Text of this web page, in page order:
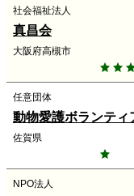
社会福祉法人
真昌会
大阪府高槻市
任意団体
動物愛護ボランティ
佐賀県
NPO法人